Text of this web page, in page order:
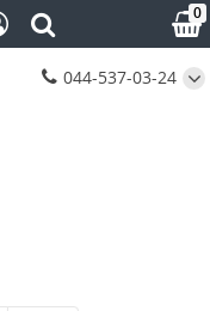
044-537-03-24
0